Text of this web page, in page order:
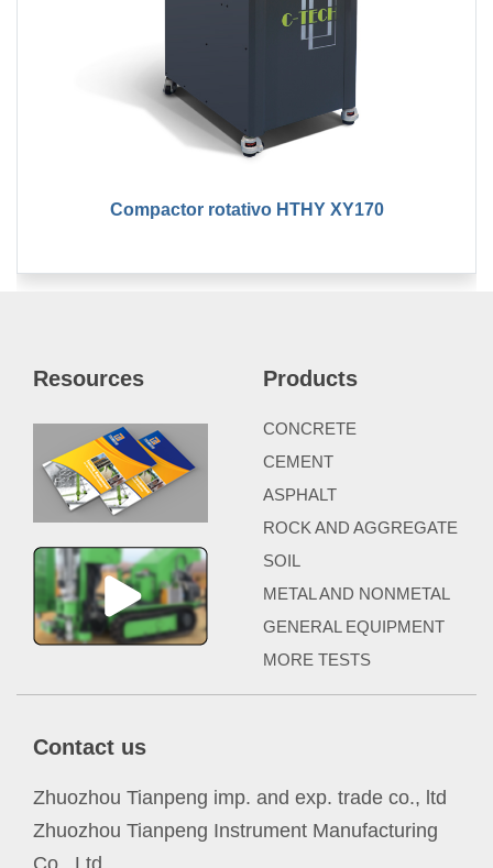
Compactor rotativo HTHY XY170
Resources Products
CONCRETE
CEMENT
ASPHALT
ROCK AND AGGREGATE
SOIL
METAL AND NONMETAL
GENERAL EQUIPMENT
MORE TESTS
Contact us
Zhuozhou Tianpeng imp. and exp. trade co., ltd
Zhuozhou Tianpeng Instrument Manufacturing